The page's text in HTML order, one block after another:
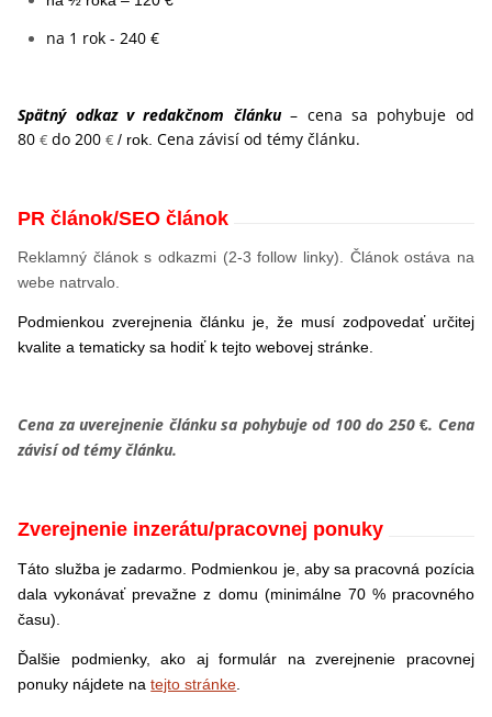
na 1 rok - 240 €
Spätný odkaz v redakčnom článku– cena sa pohybuje od
80€ do 200€ / rok Cena závisí od témy článku.
PR článok/SEO článok
Reklamný článok s odkazmi (2-3 follow linky). Článok ostáva na
webe natrvalo.
Podmienkou zverejnenia článku je, že musí zodpovedať určitej
kvalite a tematicky sa hodiť k tejto webovej stránke.
Cena za uverejnenie článku sa pohybuje od 100 do 250€. Cena
závisí od témy článku.
Zverejnenie inzerátu/pracovnej ponuky
Táto služba je zadarmo. Podmienkou je, aby sa pracovná pozícia
dala vykonávať prevažne z domu (minimálne 70 % pracovného
času).
Ďalšie podmienky, ako aj formulár na zverejnenie pracovnej
ponuky nájdete natejto stránke